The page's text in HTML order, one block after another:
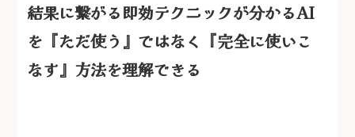
結果に繋がる即効テクニックが分かるAI
を『ただ使う』ではなく『完全に使いこ
なす』方法を理解できる